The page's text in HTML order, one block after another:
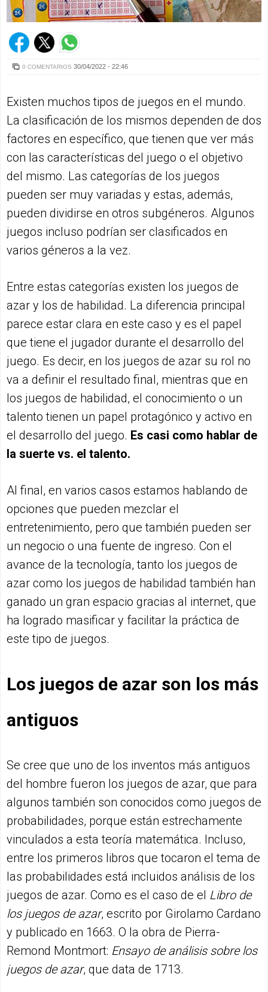
0 COMENTARIOS 30/04/2022 - 22:46
Existen muchos tipos de juegos en el mundo.
La clasificación de los mismos dependen de dos
factores en específico, que tienen que ver más
con las características del juego o el objetivo
del mismo. Las categorías de los juegos
pueden ser muy variadas y estas, además,
pueden dividirse en otros subgéneros. Algunos
juegos incluso podrían ser clasificados en
varios géneros a la vez.
Entre estas categorías existen los juegos de
azar y los de habilidad. La diferencia principal
parece estar clara en este caso y es el papel
que tiene el jugador durante el desarrollo del
juego. Es decir, en los juegos de azar su rol no
va a definir el resultado final, mientras que en
los juegos de habilidad, el conocimiento o un
talento tienen un papel protagónico y activo en
el desarrollo del juego. Es casi como hablar de
la suerte vs. el talento.
Al final, en varios casos estamos hablando de
opciones que pueden mezclar el
entretenimiento, pero que también pueden ser
un negocio o una fuente de ingreso. Con el
avance de la tecnología, tanto los juegos de
azar como los juegos de habilidad también han
ganado un gran espacio gracias al internet, que
ha logrado masificar y facilitar la práctica de
este tipo de juegos.
Los juegos de azar son los más
antiguos
Se cree que uno de los inventos más antiguos
del hombre fueron los juegos de azar, que para
algunos también son conocidos como juegos de
probabilidades, porque están estrechamente
vinculados a esta teoría matemática. Incluso,
entre los primeros libros que tocaron el tema de
las probabilidades está incluidos análisis de los
juegos de azar. Como es el caso de el Libro de
los juegos de azar, escrito por Girolamo Cardano
y publicado en 1663. O la obra de Pierra-
Remond Montmort: Ensayo de análisis sobre los
juegos de azar, que data de 1713.